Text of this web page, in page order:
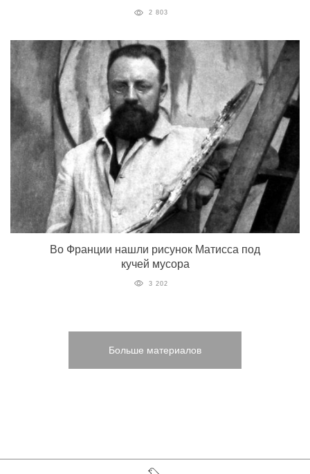
2 803
Во Франции нашли рисунок Матисса под
кучей мусора
3 202
Больше материалов